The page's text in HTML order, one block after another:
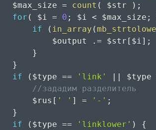
$max_size = count ( $str ) ;
for ( $i = 0 ; $i < $max_size ;
if
( in_array (
$output
.= $str [ $i] ;
}
}
if
( $type == 'link' $type
//зададим разделитель
$rus [ ' ' ] = '-' ;
}
if
( $type == 'linklower' )
{